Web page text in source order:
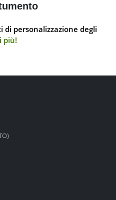
personalizzazione degli
più!